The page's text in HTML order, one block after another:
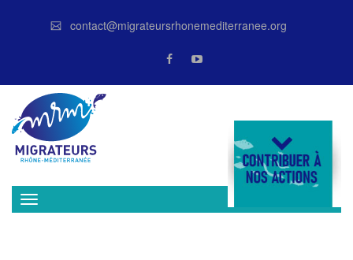
contact@migrateursrhonemediterranee.org
DONATE